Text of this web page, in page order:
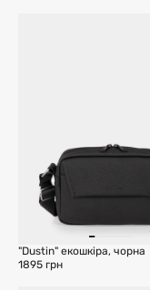
"Dustin" екошкіра, чорна
1895 грн